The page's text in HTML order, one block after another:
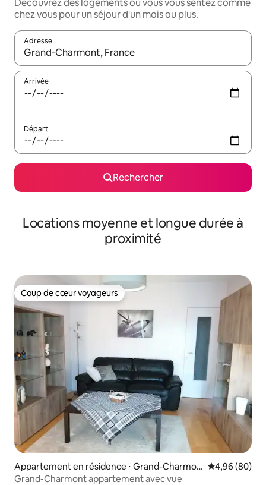
chez vous pour un séjour d'un mois ou plus.
Adresse
Lorsque les résultats s'affichent, utilisez les flèches vers le
Arrivée
Départ
Rechercher
Locations moyenne et longue durée à
proximité
Coup de cœur voyageurs
Coup de cœur voyageurs
Appartement en résidence ⋅ Grand-Charmon
t
Évaluation
4,96 (80)
Grand-Charmont appartement avec vue